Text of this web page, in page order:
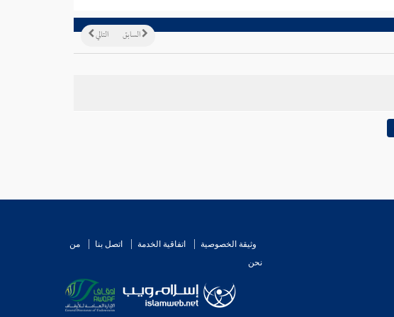
التالي السابق
وثيقة الخصوصية اتفاقية الخدمة اتصل بنا
من
نحن